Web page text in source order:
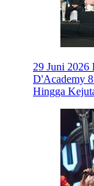
29 Juni 2026
D'Academy
Hingga